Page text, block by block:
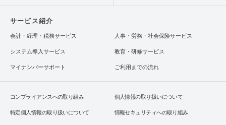
サービス紹介
会計・経理・税務サービス 人事・労務・社会保険サービス
システム導入サービス 教育・研修サービス
マイナンバーサポート ご利用までの流れ
コンプライアンスへの取り組み 個人情報の取り扱いについて
特定個人情報の取り扱いについて 情報セキュリティへの取り組み